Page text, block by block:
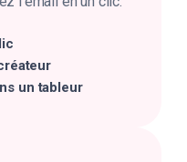
un tableur